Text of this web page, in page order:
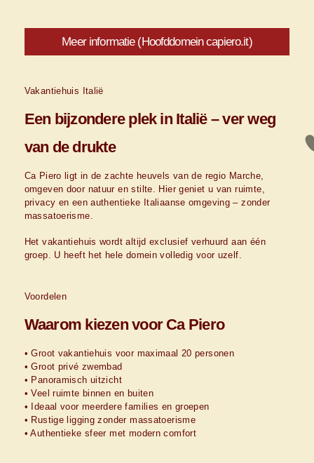
Meer informatie (Hoofddomein capiero.it)
Vakantiehuis Italië
Een bijzondere plek in Italië – ver weg
van de drukte
Ca Piero ligt in de zachte heuvels van de regio Marche,
omgeven door natuur en stilte. Hier geniet u van ruimte,
privacy en een authentieke Italiaanse omgeving – zonder
massatoerisme.
Het vakantiehuis wordt altijd exclusief verhuurd aan één
groep. U heeft het hele domein volledig voor uzelf.
Voordelen
Waarom kiezen voor Ca Piero
• Groot vakantiehuis voor maximaal 20 personen
• Groot privé zwembad
• Panoramisch uitzicht
• Veel ruimte binnen en buiten
• Ideaal voor meerdere families en groepen
• Rustige ligging zonder massatoerisme
• Authentieke sfeer met modern comfort